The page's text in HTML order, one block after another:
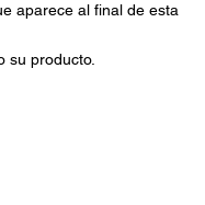
aparece al final de esta
su producto.